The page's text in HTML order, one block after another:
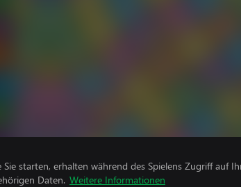
Sie starten, erhalten während des Spielens Zugriff auf
Daten. Weitere Informationen